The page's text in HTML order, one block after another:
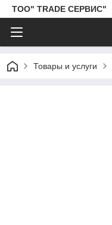
ТОО" TRADE СЕРВИС"
Товары и услуги